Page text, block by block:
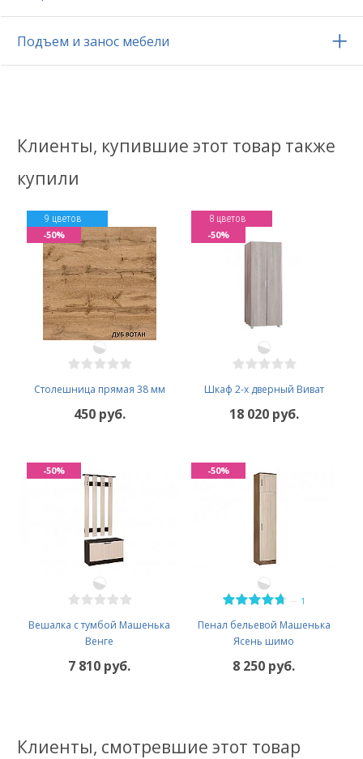
Подъем и занос мебели
Клиенты, купившие этот товар также
купили
Столешница прямая 38 мм
9 цветов
450 руб.
-50%
Шкаф 2-х дверный Виват
8 цветов
18 020 руб.
-50%
Вешалка с тумбой Машенька
Венге
7 810 руб.
-50%
1
Пенал бельевой Машенька
Ясень шимо
8 250 руб.
-50%
Клиенты, смотревшие этот товар